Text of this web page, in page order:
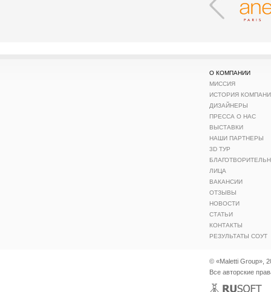
О КОМПАНИИ
МИССИЯ
ИСТОРИЯ
ДИЗАЙНЕРЫ
ПРЕССА О НАС
ВЫСТАВКИ
НАШИ ПАРТНЕРЫ
3D ТУР
ЛИЦА
ВАКАНСИИ
ОТЗЫВЫ
НОВОСТИ
СТАТЬИ
КОНТАКТЫ
РЕЗУЛЬТАТЫ СОУТ
© «Maletti Group»,
Все авторские